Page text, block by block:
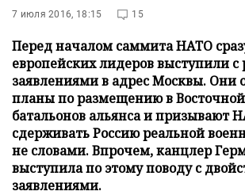
7 июля 2016, 18:15 15
Перед началом саммита НАТО
европейских лидеров выступили
заявлениями в адрес Москвы. Они
планы по размещению в
батальонов альянса и призывают
сдерживать Россию реальной
не словами. Впрочем, канцлер
выступила по этому поводу с
заявлениями.